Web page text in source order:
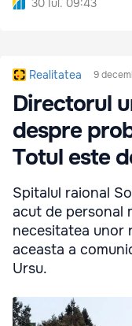
30 Iul. 09:43
Realitatea 9
Directorul
despre
Totul este
Spitalul raional
acut de personal
necesitatea unor
aceasta a
Ursu.